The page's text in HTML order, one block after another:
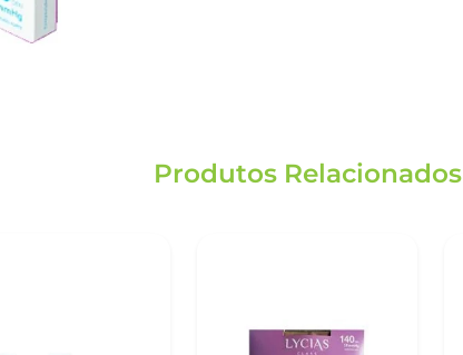
Produtos Relacionados